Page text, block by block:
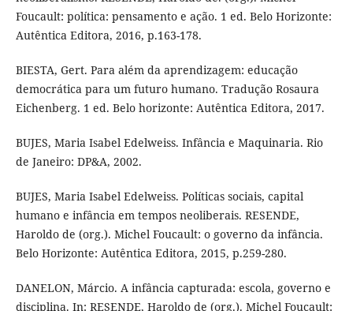
Foucault: política: pensamento e ação. 1 ed. Belo Horizonte:
Autêntica Editora, 2016, p.163-178.
BIESTA, Gert. Para além da aprendizagem: educação
democrática para um futuro humano. Tradução Rosaura
Eichenberg. 1 ed. Belo horizonte: Autêntica Editora, 2017.
BUJES, Maria Isabel Edelweiss. Infância e Maquinaria. Rio
de Janeiro: DP&A, 2002.
BUJES, Maria Isabel Edelweiss. Políticas sociais, capital
humano e infância em tempos neoliberais. RESENDE,
Haroldo de (org.). Michel Foucault: o governo da infância.
Belo Horizonte: Autêntica Editora, 2015, p.259-280.
DANELON, Márcio. A infância capturada: escola, governo e
disciplina. In: RESENDE, Haroldo de (org.). Michel Foucault: